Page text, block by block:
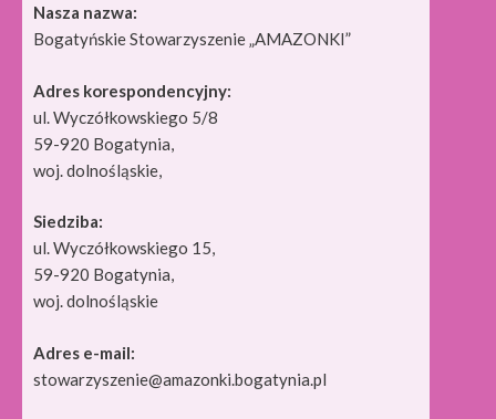
Nasza nazwa:
Bogatyńskie Stowarzyszenie „AMAZONKI”
Adres korespondencyjny:
ul. Wyczółkowskiego 5/8
59-920 Bogatynia,
woj. dolnośląskie,
Siedziba:
ul. Wyczółkowskiego 15,
59-920 Bogatynia,
woj. dolnośląskie
Adres e-mail:
stowarzyszenie@amazonki.bogatynia.pl